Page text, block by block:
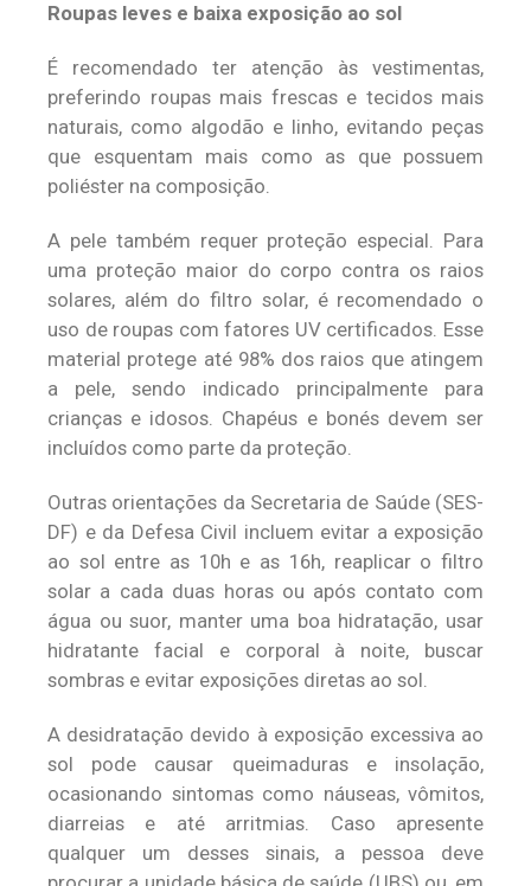
Roupas leves e baixa exposição ao sol
É recomendado ter atenção às vestimentas,
preferindo roupas mais frescas e tecidos mais
naturais, como algodão e linho, evitando peças
que esquentam mais como as que possuem
poliéster na composição.
A pele também requer proteção especial. Para
uma proteção maior do corpo contra os raios
solares, além do filtro solar, é recomendado o
uso de roupas com fatores UV certificados. Esse
material protege até 98% dos raios que atingem
a pele, sendo indicado principalmente para
crianças e idosos. Chapéus e bonés devem ser
incluídos como parte da proteção.
Outras orientações da Secretaria de Saúde (SES-
DF) e da Defesa Civil incluem evitar a exposição
ao sol entre as 10h e as 16h, reaplicar o filtro
solar a cada duas horas ou após contato com
água ou suor, manter uma boa hidratação, usar
hidratante facial e corporal à noite, buscar
sombras e evitar exposições diretas ao sol.
A desidratação devido à exposição excessiva ao
sol pode causar queimaduras e insolação,
ocasionando sintomas como náuseas, vômitos,
diarreias e até arritmias. Caso apresente
qualquer um desses sinais, a pessoa deve